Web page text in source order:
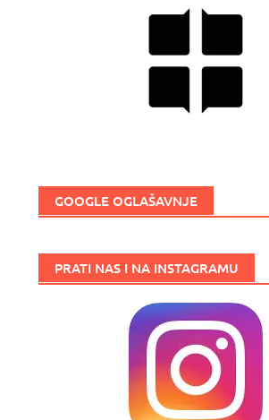
GOOGLE OGLAŠAVNJE
PRATI NAS I NA INSTAGRAMU